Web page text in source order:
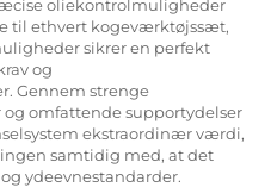
oliekontrolmuligheder
til ethvert kogeværktøjssæt,
sikrer en perfekt
og
Gennem strenge
omfattende supportydelser
ekstraordinær værdi,
samtidig med, at det
ydeevnestandarder.